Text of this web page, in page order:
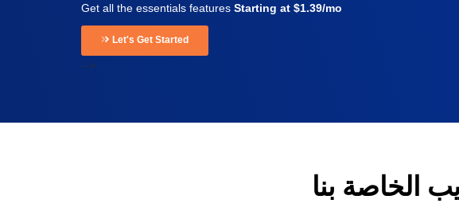
Get all the essentials features Starting at $1.39/mo
Let's Get Started
-->
الخاصة بنا